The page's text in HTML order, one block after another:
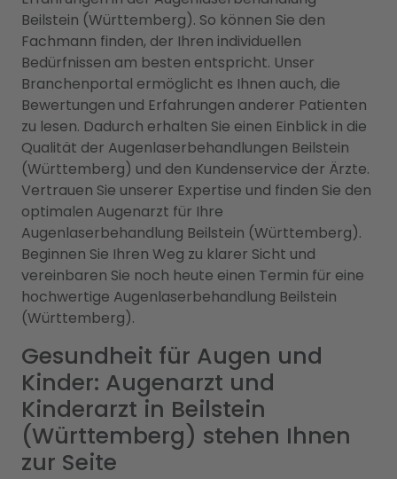
Beilstein (Württemberg). So können Sie den
Fachmann finden, der Ihren individuellen
Bedürfnissen am besten entspricht. Unser
Branchenportal ermöglicht es Ihnen auch, die
Bewertungen und Erfahrungen anderer Patienten
zu lesen. Dadurch erhalten Sie einen Einblick in die
Qualität der Augenlaserbehandlungen Beilstein
(Württemberg) und den Kundenservice der Ärzte.
Vertrauen Sie unserer Expertise und finden Sie den
optimalen Augenarzt für Ihre
Augenlaserbehandlung Beilstein (Württemberg).
Beginnen Sie Ihren Weg zu klarer Sicht und
vereinbaren Sie noch heute einen Termin für eine
hochwertige Augenlaserbehandlung Beilstein
(Württemberg).
Gesundheit für Augen und
Kinder: Augenarzt und
Kinderarzt in Beilstein
(Württemberg) stehen Ihnen
zur Seite